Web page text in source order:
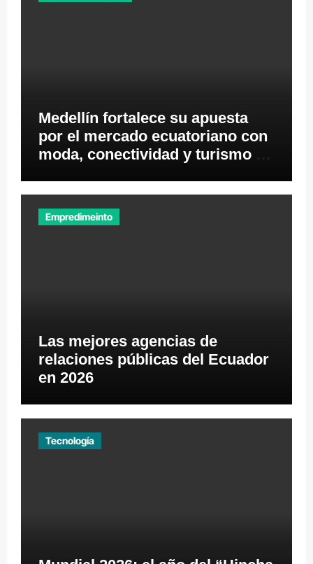
Medellín fortalece su apuesta
por el mercado ecuatoriano con
moda, conectividad y turismo de
Empredimeinto
Las mejores agencias de
relaciones públicas del Ecuador
en 2026
Tecnología